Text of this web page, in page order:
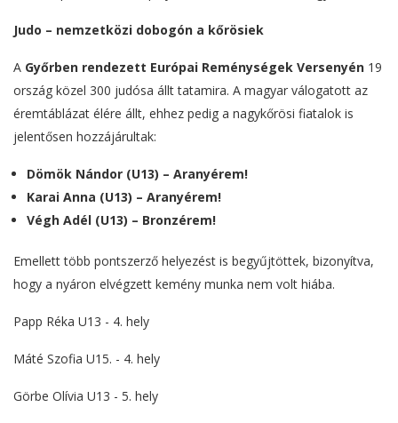
Judo – nemzetközi dobogón a kőrösiek
A Győrben rendezett Európai Reménységek Versenyén 19
ország közel 300 judósa állt tatamira. A magyar válogatott az
éremtáblázat élére állt, ehhez pedig a nagykőrösi fiatalok is
jelentősen hozzájárultak:
Dömök Nándor (U13) – Aranyérem!
Karai Anna (U13) – Aranyérem!
Végh Adél (U13) – Bronzérem!
Emellett több pontszerző helyezést is begyűjtöttek, bizonyítva,
hogy a nyáron elvégzett kemény munka nem volt hiába.
Papp Réka U13 - 4. hely
Máté Szofia U15. - 4. hely
Görbe Olívia U13 - 5. hely